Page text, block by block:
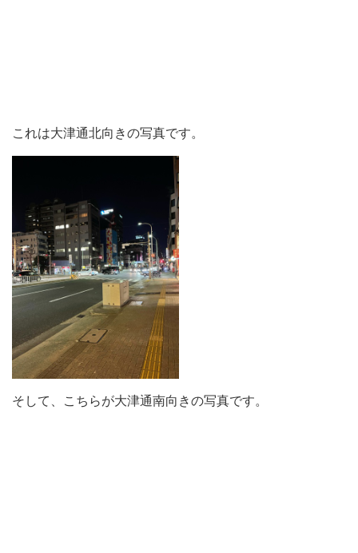
これは大津通北向きの写真です。
そして、こちらが大津通南向きの写真です。